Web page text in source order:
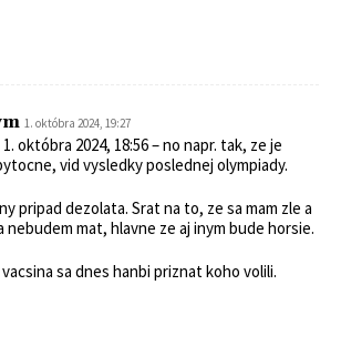
1. októbra 2024, 19:27
októbra 2024, 18:56 – no napr. tak, ze je
vid vysledky poslednej olympiady.
pripad dezolata. Srat na to, ze sa mam zle a
nebudem mat, hlavne ze aj inym bude horsie.
sa dnes hanbi priznat koho volili.